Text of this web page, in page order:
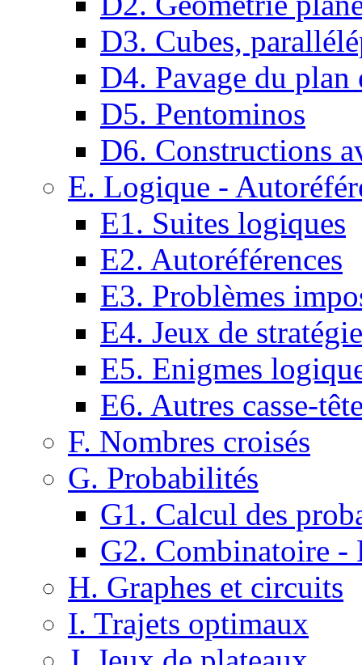
D3. Cubes,
D4. Pavage du plan
D5. Pentominos
D6. Constructions
E. Logique -
E1. Suites logiques
E2. Autoréférences
E3. Problèmes
E4. Jeux de stratégie
E5. Enigmes
E6. Autres casse-
F. Nombres croisés
G. Probabilités
G1. Calcul des
G2. Combinatoire -
H. Graphes et circuits
I. Trajets optimaux